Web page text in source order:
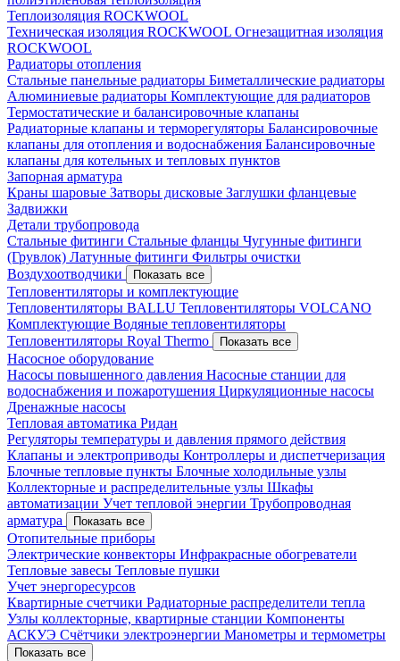
Теплоизоляция ROCKWOOL
Техническая изоляция ROCKWOOL Огнезащитная изоляция
ROCKWOOL
Радиаторы отопления
Стальные панельные радиаторы Биметаллические радиаторы
Алюминиевые радиаторы Комплектующие для радиаторов
Термостатические и балансировочные клапаны
Радиаторные клапаны и терморегуляторы Балансировочные
клапаны для отопления и водоснабжения Балансировочные
клапаны для котельных и тепловых пунктов
Запорная арматура
Краны шаровые Затворы дисковые Заглушки фланцевые
Задвижки
Детали трубопровода
Стальные фитинги Стальные фланцы Чугунные фитинги
(Грувлок) Латунные фитинги Фильтры очистки
Воздухоотводчики
Показать все
Тепловентиляторы и комплектующие
Тепловентиляторы BALLU Тепловентиляторы VOLCANO
Комплектующие Водяные тепловентиляторы
Тепловентиляторы Royal Thermo
Показать все
Насосное оборудование
Насосы повышенного давления Насосные станции для
водоснабжения и пожаротушения Циркуляционные насосы
Дренажные насосы
Тепловая автоматика Ридан
Регуляторы температуры и давления прямого действия
Клапаны и электроприводы Контроллеры и диспетчеризация
Блочные тепловые пункты Блочные холодильные узлы
Коллекторные и распределительные узлы Шкафы
автоматизации Учет тепловой энергии Трубопроводная
арматура
Показать все
Отопительные приборы
Электрические конвекторы Инфракрасные обогреватели
Тепловые завесы Тепловые пушки
Учет энергоресурсов
Квартирные счетчики Радиаторные распределители тепла
Узлы коллекторные, квартирные станции Компоненты
АСКУЭ Счётчики электроэнергии Манометры и термометры
Показать все